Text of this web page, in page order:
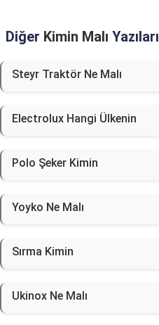
Diğer Kimin Malı Yazıları
Steyr Traktör Ne Malı
Electrolux Hangi Ülkenin
Polo Şeker Kimin
Yoyko Ne Malı
Sırma Kimin
Ukinox Ne Malı